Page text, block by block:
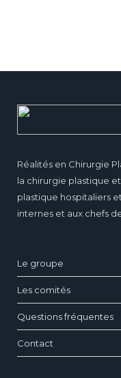
Réalités en Chirurgie
la chirurgie plastique
plastique hospitaliers
internes et aux chefs
Le groupe
Les comités
Questions fréquentes
Contact